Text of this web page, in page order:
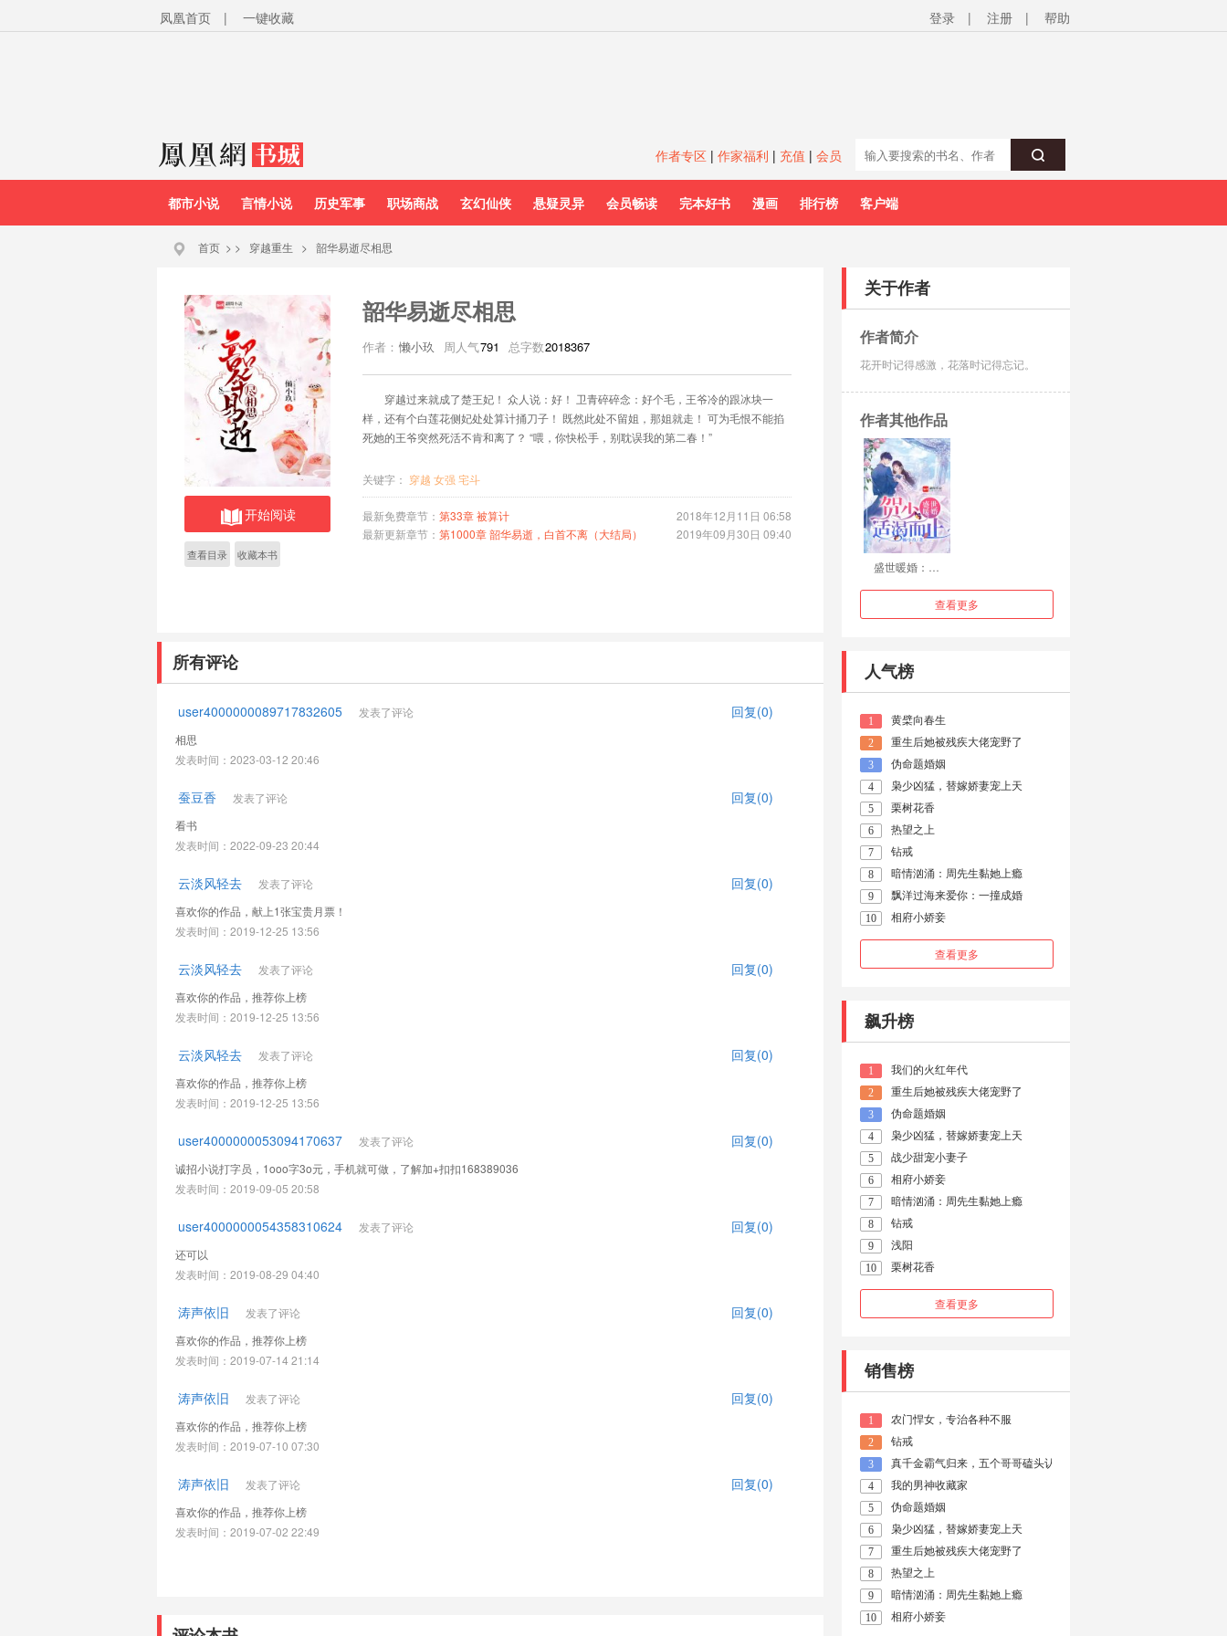
登录 | 注册 | 帮助
凤凰首页 | 一键收藏
作者专区 | 作家福利 | 充值 | 会员
都市小说 言情小说 历史军事 职场商战 玄幻仙侠 悬疑灵异 会员畅读 完本好书 漫画 排行榜 客户端
首页 > > 穿越重生 > 韶华易逝尽相思
开始阅读
查看目录 收藏本书
韶华易逝尽相思
作者： 懒小玖 周人气791 总字数2018367
穿越过来就成了楚王妃！ 众人说：好！ 卫青碎碎念：好个毛，王爷冷的跟冰块一
样，还有个白莲花侧妃处处算计捅刀子！ 既然此处不留姐，那姐就走！ 可为毛恨不能掐
死她的王爷突然死活不肯和离了？ “喂，你快松手，别耽误我的第二春！”
关键字： 穿越 女强宅斗
最新免费章节： 第33章 被算计
2018年12月11日 06:58
最新更新章节： 第1000章 韶华易逝，白首不离（大结局） 2019年09月30日 09:40
所有评论
回复(0)
user4000000089717832605
发表了评论
相思
发表时间：2023-03-12 20:46
回复(0)
蚕豆香
发表了评论
看书
发表时间：2022-09-23 20:44
回复(0)
云淡风轻去
发表了评论
喜欢你的作品，献上1张宝贵月票！
发表时间：2019-12-25 13:56
回复(0)
云淡风轻去
发表了评论
喜欢你的作品，推荐你上榜
发表时间：2019-12-25 13:56
回复(0)
云淡风轻去
发表了评论
喜欢你的作品，推荐你上榜
发表时间：2019-12-25 13:56
回复(0)
user4000000053094170637
发表了评论
诚招小说打字员，1ooo字3o元，手机就可做，了解加+扣扣168389036
发表时间：2019-09-05 20:58
回复(0)
user4000000054358310624
发表了评论
还可以
发表时间：2019-08-29 04:40
回复(0)
涛声依旧
发表了评论
喜欢你的作品，推荐你上榜
发表时间：2019-07-14 21:14
回复(0)
涛声依旧
发表了评论
喜欢你的作品，推荐你上榜
发表时间：2019-07-10 07:30
回复(0)
涛声依旧
发表了评论
喜欢你的作品，推荐你上榜
发表时间：2019-07-02 22:49
关于作者
作者简介
花开时记得感激，花落时记得忘记。
作者其他作品
盛世暖婚：…
查看更多
人气榜
1 黄檗向春生
2 重生后她被残疾大佬宠野了
3 伪命题婚姻
4 枭少凶猛，替嫁娇妻宠上天
5 栗树花香
6 热望之上
7 钻戒
8 暗情汹涌：周先生黏她上瘾
9 飘洋过海来爱你：一撞成婚
10 相府小娇妾
查看更多
飙升榜
1 我们的火红年代
2 重生后她被残疾大佬宠野了
3 伪命题婚姻
4 枭少凶猛，替嫁娇妻宠上天
5 战少甜宠小妻子
6 相府小娇妾
7 暗情汹涌：周先生黏她上瘾
8 钻戒
9 浅阳
10 栗树花香
查看更多
销售榜
1 农门悍女，专治各种不服
2 钻戒
3 真千金霸气归来，五个哥哥磕头认错
4 我的男神收藏家
5 伪命题婚姻
6 枭少凶猛，替嫁娇妻宠上天
7 重生后她被残疾大佬宠野了
8 热望之上
9 暗情汹涌：周先生黏她上瘾
10 相府小娇妾